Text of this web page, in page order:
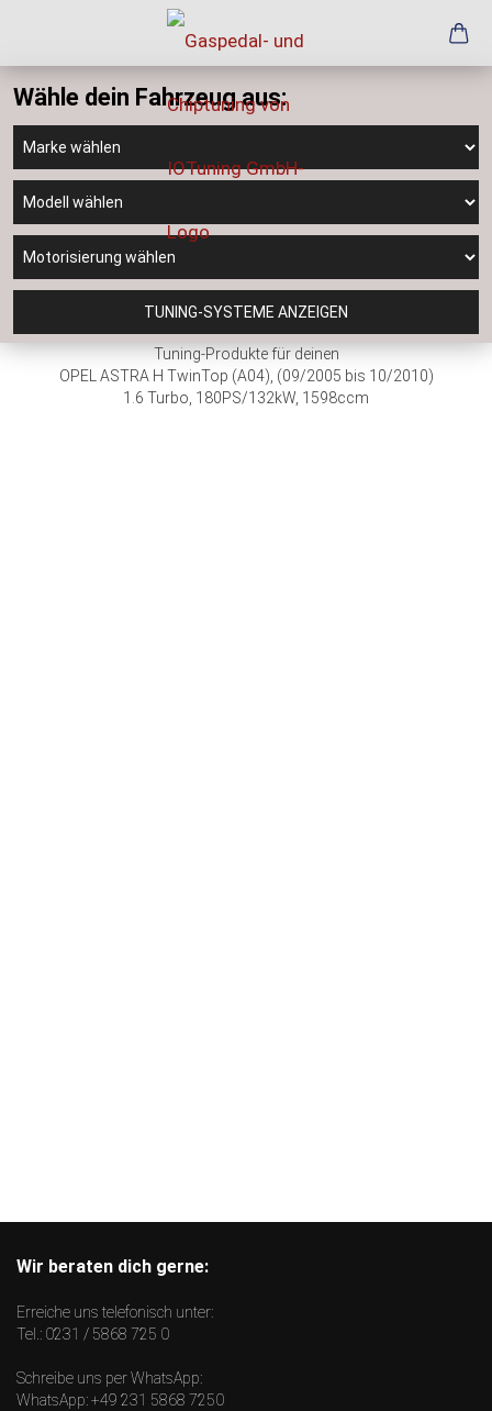
Wähle dein Fahrzeug aus:
TUNING-SYSTEME ANZEIGEN
Tuning-Produkte für deinen
OPEL ASTRA H TwinTop (A04), (09/2005 bis 10/2010)
1.6 Turbo, 180PS/132kW, 1598ccm
Wir beraten dich gerne:
Erreiche uns telefonisch unter:
Tel.: 0231 / 5868 725 0
Schreibe uns per WhatsApp:
WhatsApp:+49 231 5868 7250